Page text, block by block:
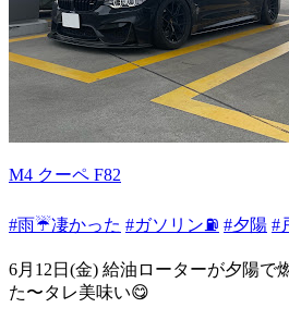
M4 クーペ F82
#雨☔凄かった #ガソリン⛽️ #夕陽 #
6月12日(金) 給油ローターが夕陽で
た〜タレ美味い😋